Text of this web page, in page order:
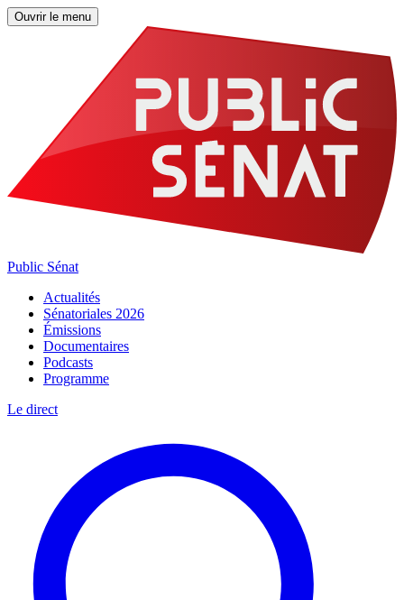
Ouvrir le menu
Public Sénat
Actualités
Sénatoriales 2026
Émissions
Documentaires
Podcasts
Programme
Le direct